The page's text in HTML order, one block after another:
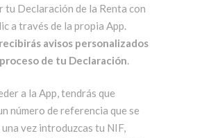
tu Declaración de la Renta con
a través de la propia App.
recibirás avisos personalizados
de tu Declaración.
a la App, tendrás que
número de referencia que se
vez introduzcas tu NIF,